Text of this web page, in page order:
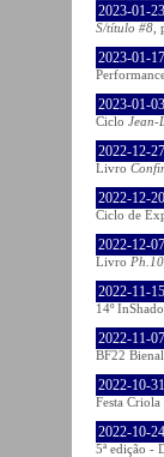
2023-01-23
S/título #8
2023-01-17
2023-01-03
Ciclo Jean-
2022-12-27
Livro
2022-12-20
Ciclo de
2022-12-07
Livro
2022-11-15
14º
2022-11-07
BF22
2022-10-31
Festa
2022-10-24
5ª edição -